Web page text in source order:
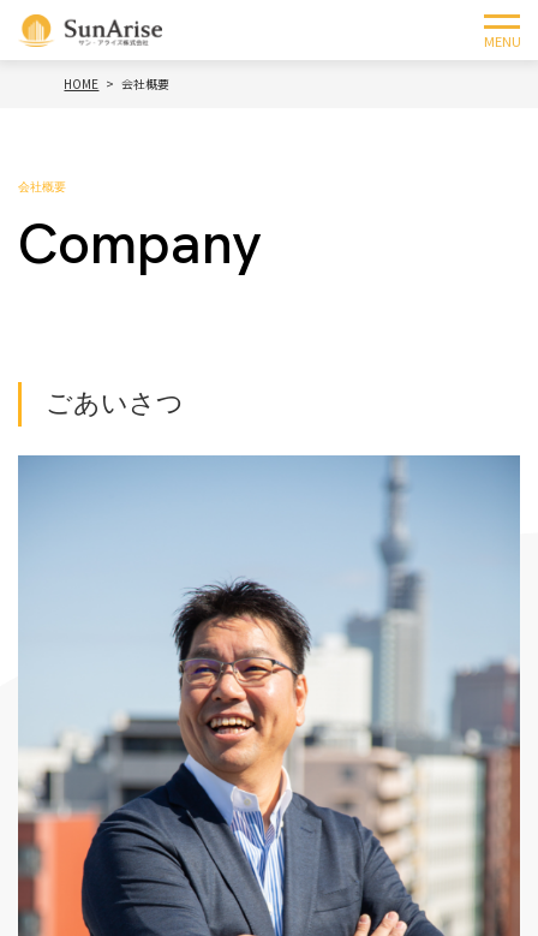
MENU
HOME 会社概要
会社概要
Company
ごあいさつ